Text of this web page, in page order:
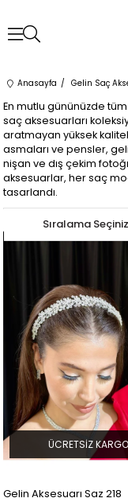
Anasayfa Gelin Saç
En mutlu gününüzde
saç aksesuarları
aratmayan yüksek
asmaları ve pensler,
nişan ve dış çekim
aksesuarlar, her saç
tasarlandı.
Gelin Aksesuarı Saz 218
ÜCRETSIZ KARGO